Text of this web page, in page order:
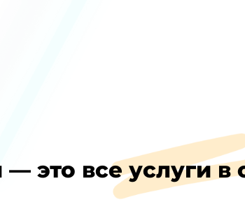
— это все услуги